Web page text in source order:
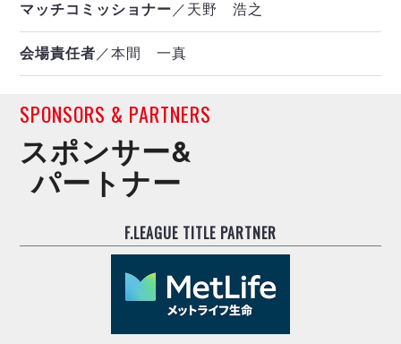
マッチコミッショナー ／天野 浩之
会場責任者 ／本間 一真
SPONSORS & PARTNERS
スポンサー&
パートナー
F.LEAGUE TITLE PARTNER